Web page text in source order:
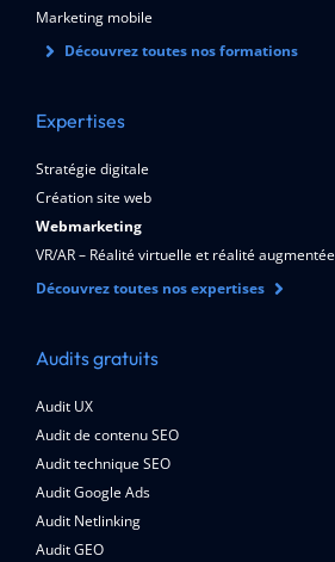
Marketing mobile
Découvrez toutes nos formations
Expertises
Stratégie digitale
Création site web
Webmarketing
VR/AR – Réalité virtuelle et réalité augmentée
Découvrez toutes nos expertises
Audits gratuits
Audit UX
Audit de contenu SEO
Audit technique SEO
Audit Google Ads
Audit Netlinking
Audit GEO